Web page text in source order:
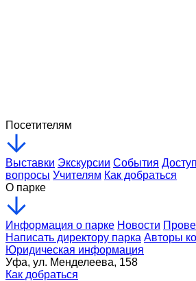
Посетителям
Выставки Экскурсии События
вопросы Учителям Как добраться
О парке
Информация о парке Новости
Написать директору парка Авторы
Юридическая информация
Уфа, ул. Менделеева, 158
Как добраться